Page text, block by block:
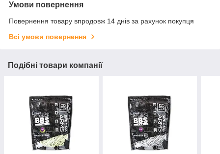
Умови повернення
Повернення товару впродовж 14 днів за рахунок покупця
Всі умови повернення
Подібні товари компанії